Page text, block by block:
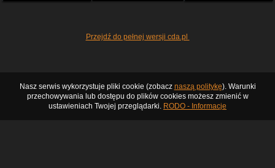
Przejdź do pełnej wersji cda.pl
Nasz serwis wykorzystuje pliki cookie (zobacz naszą politykę). Warunki
przechowywania lub dostępu do plików cookies możesz zmienić w
ustawieniach Twojej przeglądarki. RODO - Informacje